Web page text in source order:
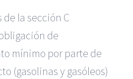
la sección C
de
mínimo por parte de
(gasolinas y gasóleos)